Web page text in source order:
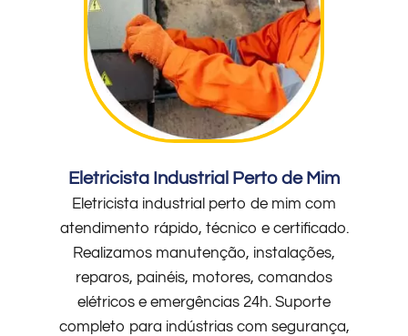
Eletricista Industrial Perto de Mim
Eletricista industrial perto de mim com
atendimento rápido, técnico e certificado.
Realizamos manutenção, instalações,
reparos, painéis, motores, comandos
elétricos e emergências 24h. Suporte
completo para indústrias com segurança,